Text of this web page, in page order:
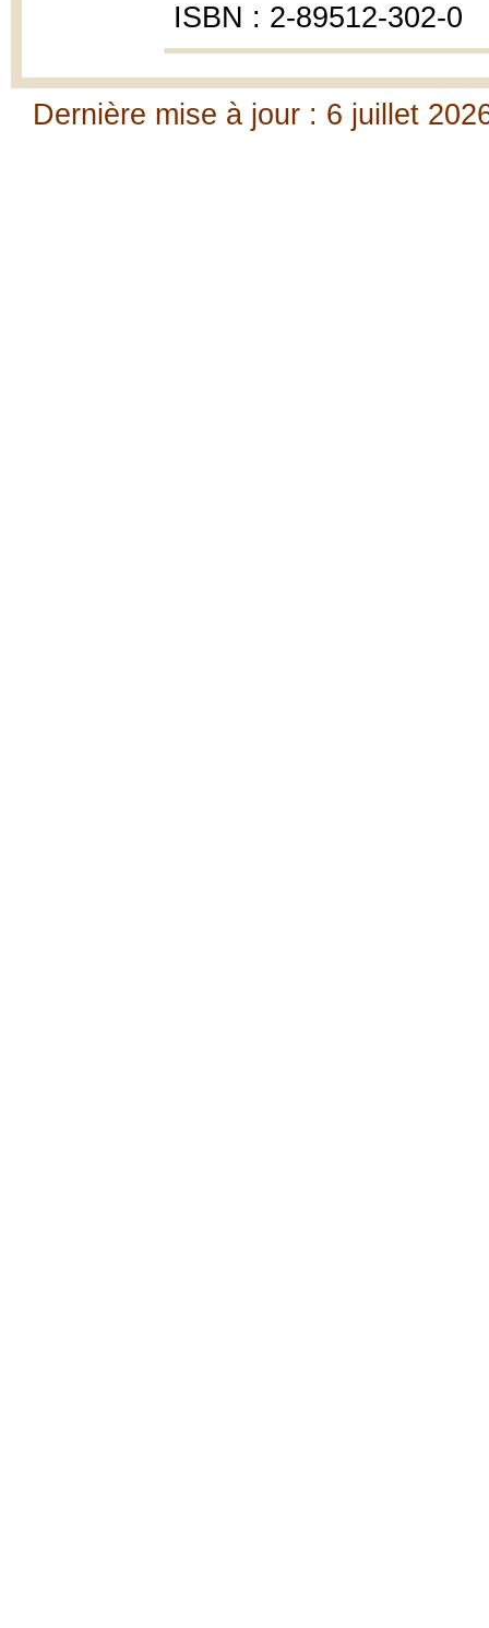
ISBN : 2-89512-302-0
Dernière mise à jour : 6 juillet